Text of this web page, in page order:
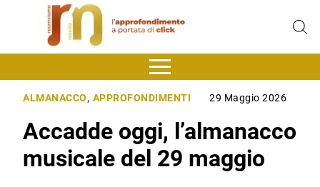
ALMANACCO, APPROFONDIMENTI 29 Maggio 2026
Accadde oggi, l’almanacco
musicale del 29 maggio